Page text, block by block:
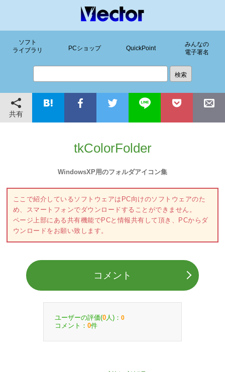
ソフト
ライブラリ
PCショップ QuickPoint
みんなの
電子署名
共有
tkColorFolder
WindowsXP用のフォルダアイコン集
ここで紹介しているソフトウェアはPC向けのソフトウェアのた
め、スマートフォンでダウンロードすることができません。
ページ上部にある共有機能でPCと情報共有して頂き、PCからダ
ウンロードをお願い致します。
コメント
ユーザーの評価(0 人)： 0
コメント： 0件